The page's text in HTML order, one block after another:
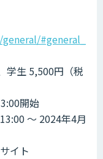
#general_
学生 5,500円（税
開始
～ 2024年4月
イト